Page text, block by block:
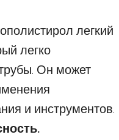
легкий
легко
Он может
и инструментов.